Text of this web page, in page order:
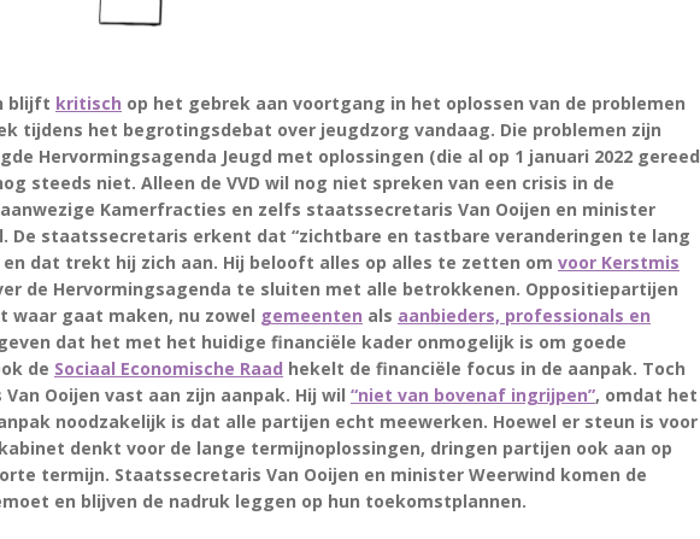
blijft kritisch op het gebrek aan voortgang in het oplossen van de problemen
tijdens het begrotingsdebat over jeugdzorg vandaag. Die problemen zijn
Hervormingsagenda Jeugd met oplossingen (die al op 1 januari 2022 gereed
steeds niet. Alleen de VVD wil nog niet spreken van een crisis in de
Kamerfracties en zelfs staatssecretaris Van Ooijen en minister
De staatssecretaris erkent dat “zichtbare en tastbare veranderingen te lang
en dat trekt hij zich aan. Hij belooft alles op alles te zetten om voor Kerstmis
de Hervormingsagenda te sluiten met alle betrokkenen. Oppositiepartijen
waar gaat maken, nu zowel gemeenten als aanbieders, professionals en
dat het met het huidige financiële kader onmogelijk is om goede
de Sociaal Economische Raad hekelt de financiële focus in de aanpak. Toch
Ooijen vast aan zijn aanpak. Hij wil “niet van bovenaf ingrijpen”, omdat het
noodzakelijk is dat alle partijen echt meewerken. Hoewel er steun is voor
denkt voor de lange termijnoplossingen, dringen partijen ook aan op
termijn. Staatssecretaris Van Ooijen en minister Weerwind komen de
en blijven de nadruk leggen op hun toekomstplannen.